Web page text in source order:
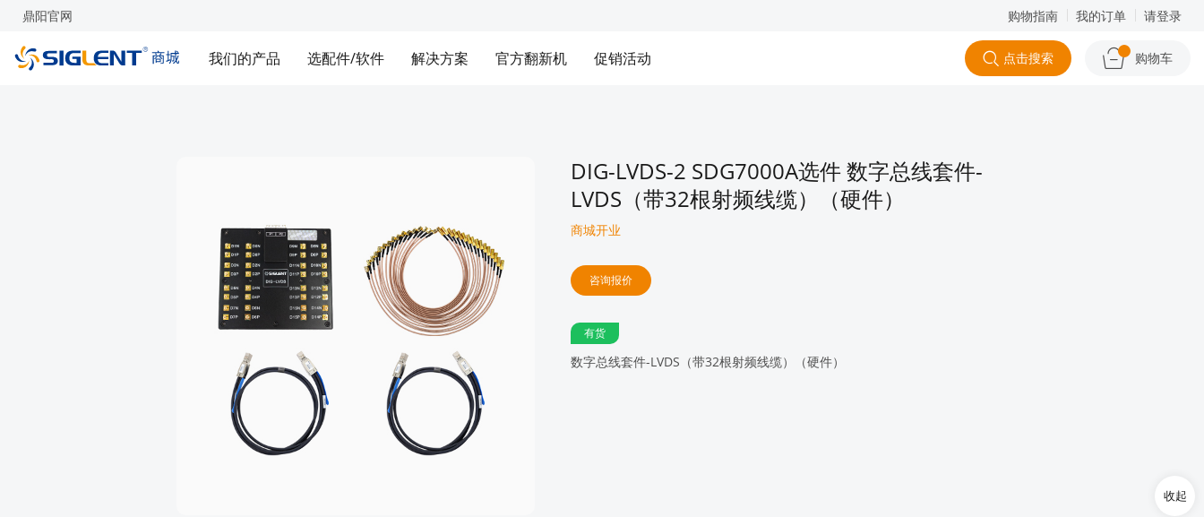
鼎阳官网 购物指南 我的订单 请登录
我们的产品 选配件/软件 解决方案 官方翻新机 促销活动 点击搜索 购物车
DIG-LVDS-2 SDG7000A选件 数字总线套件-
LVDS（带32根射频线缆）（硬件）
商城开业
咨询报价
有货
数字总线套件-LVDS（带32根射频线缆）（硬件）
收起